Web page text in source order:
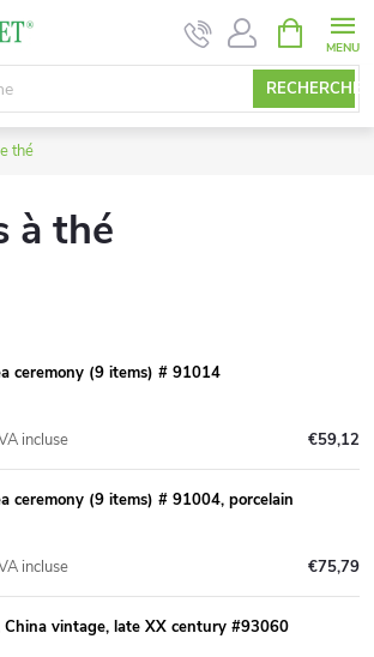
RECHERCHE
PANIER
D'ACHAT
thé
à thé
ceremony (9 items) # 91014
€59,12
incluse
ceremony (9 items) # 91004, porcelain
€75,79
incluse
China vintage, late XX century #93060